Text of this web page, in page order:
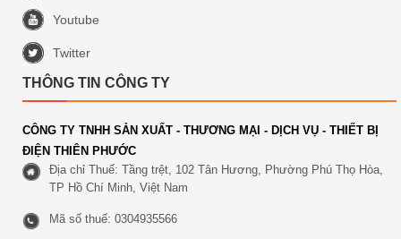
Youtube
Twitter
THÔNG TIN CÔNG TY
CÔNG TY TNHH SẢN XUẤT - THƯƠNG MẠI - DỊCH VỤ - THIẾT BỊ
ĐIỆN THIÊN PHƯỚC
Địa chỉ Thuế: Tầng trệt, 102 Tân Hương, Phường Phú Thọ Hòa,
TP Hồ Chí Minh, Việt Nam
Mã số thuế: 0304935566